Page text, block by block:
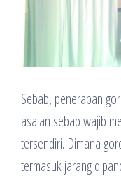
Sebab, penerapan
asalan sebab wajib
tersendiri. Dimana
termasuk jarang